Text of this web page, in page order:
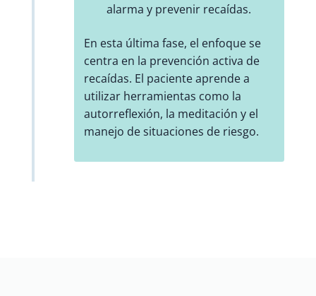
alarma y prevenir recaídas.
En esta última fase, el enfoque se
centra en la prevención activa de
recaídas. El paciente aprende a
utilizar herramientas como la
autorreflexión, la meditación y el
manejo de situaciones de riesgo.